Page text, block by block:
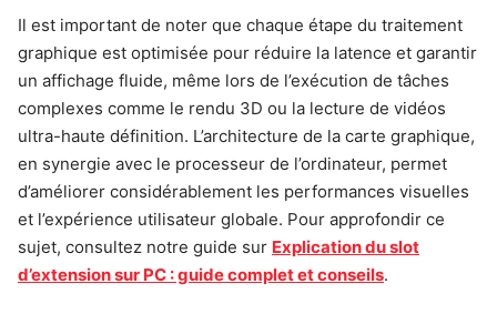
Il est important de noter que chaque étape du traitement
graphique est optimisée pour réduire la latence et garantir
un affichage fluide, même lors de l’exécution de tâches
complexes comme le rendu 3D ou la lecture de vidéos
ultra-haute définition. L’architecture de la carte graphique,
en synergie avec le processeur de l’ordinateur, permet
d’améliorer considérablement les performances visuelles
et l’expérience utilisateur globale. Pour approfondir ce
sujet, consultez notre guide sur Explication du slot
d’extension sur PC : guide complet et conseils.